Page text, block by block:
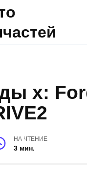
х:
НА ЧТЕНИЕ
3 мин.